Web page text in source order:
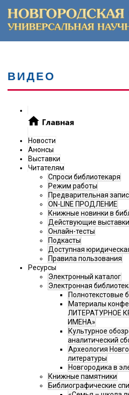
ВИДЕО
Новости
Анонсы
Выставки
Читателям
Спроси библиотекаря
Режим работы
Предварительная
ON-LINE ПРОДЛЕНИЕ
Книжные новинки в
Действующие выставки
Онлайн-тесты
Подкасты
Доступная
Правила пользования
Ресурсы
Электронный каталог
Электронная
Полнотекстовые
Материалы
ЛИТЕРАТУРНОЕ
ИМЕНА»
Культурное
аналитический
Археология
литературы
Новгородика в
Книжные памятники
Библиографические